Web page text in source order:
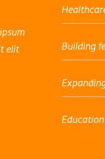
elit
Building